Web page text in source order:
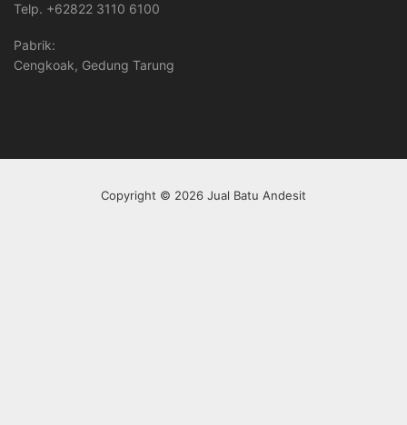
Telp. +62822 3110 6100
Pabrik:
Cengkoak, Gedung Tarung
Copyright © 2026 Jual Batu Andesit